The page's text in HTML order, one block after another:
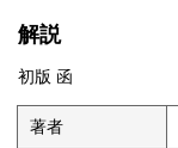
解説
初版 函
著者